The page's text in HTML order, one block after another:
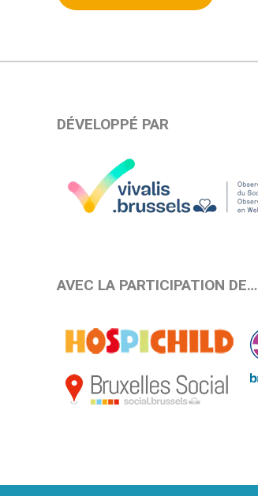
DÉVELOPPÉ PAR
AVEC LA PARTICIPATION DE…